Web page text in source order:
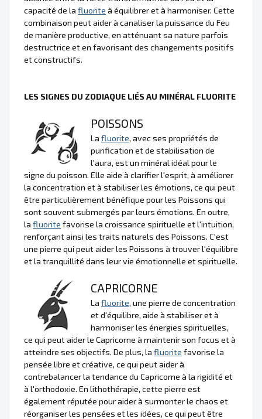
capacité de la fluorite à équilibrer et à harmoniser. Cette
combinaison peut aider à canaliser la puissance du Feu
de manière productive, en atténuant sa nature parfois
destructrice et en favorisant des changements positifs
et constructifs.
LES SIGNES DU ZODIAQUE LIÉS AU MINÉRAL FLUORITE
POISSONS
La fluorite, avec ses propriétés de
purification et de stabilisation de
l'aura, est un minéral idéal pour le
signe du poisson. Elle aide à clarifier l'esprit, à améliorer
la concentration et à stabiliser les émotions, ce qui peut
être particulièrement bénéfique pour les Poissons qui
sont souvent submergés par leurs émotions. En outre,
la fluorite favorise la croissance spirituelle et l'intuition,
renforçant ainsi les traits naturels des Poissons. C'est
une pierre qui peut aider les Poissons à trouver l'équilibre
et la tranquillité dans leur vie émotionnelle et spirituelle.
CAPRICORNE
La fluorite, une pierre de concentration
et d'équilibre, aide à stabiliser et à
harmoniser les énergies spirituelles,
ce qui peut aider le Capricorne à maintenir son focus et à
atteindre ses objectifs. De plus, la fluorite favorise la
pensée libre et créative, ce qui peut aider à
contrebalancer la tendance du Capricorne à la rigidité et
à l'orthodoxie. En lithothérapie, cette pierre est
également réputée pour aider à surmonter le chaos et
réorganiser les pensées et les idées, ce qui peut être